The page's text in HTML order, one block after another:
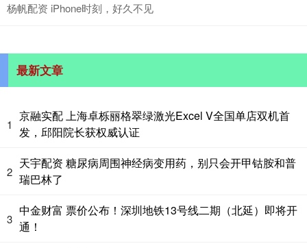
杨帆配资 iPhone时刻，好久不见
最新文章
1
京融实配 上海卓栎丽格翠绿激光Excel V全国单店双机首
发，邱阳院长获权威认证
2
天宇配资 糖尿病周围神经病变用药，别只会开甲钴胺和普
瑞巴林了
3
中金财富 票价公布！深圳地铁13号线二期（北延）即将开
通！